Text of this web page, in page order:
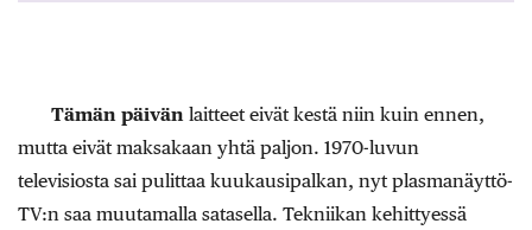
Tämän päivän laitteet eivät kestä niin kuin ennen,
mutta eivät maksakaan yhtä paljon. 1970-luvun
televisiosta sai pulittaa kuukausipalkan, nyt plasmanäyttö-
TV:n saa muutamalla satasella. Tekniikan kehittyessä